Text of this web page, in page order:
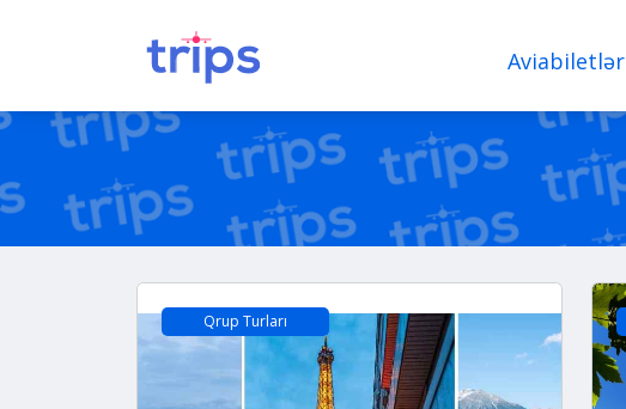
Aviabiletlər
Qrup Turları